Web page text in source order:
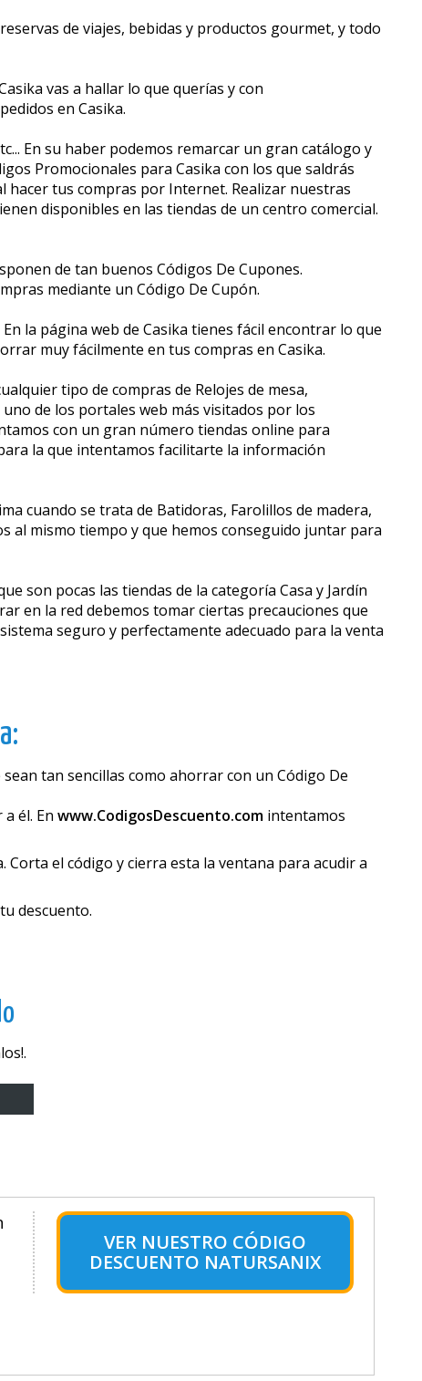
de viajes, bebidas y productos gourmet, y todo
vas a hallar lo que querías y con
en Casika.
En su haber podemos remarcar un gran catálogo y
Promocionales para Casika con los que saldrás
hacer tus compras por Internet. Realizar nuestras
disponibles en las tiendas de un centro comercial.
de tan buenos Códigos De Cupones.
mediante un Código De Cupón.
la página web de Casika tienes fácil encontrar lo que
muy fácilmente en tus compras en Casika.
tipo de compras de Relojes de mesa,
de los portales web más visitados por los
con un gran número tiendas online para
la que intentamos facilitarte la información
cuando se trata de Batidoras, Farolillos de madera,
al mismo tiempo y que hemos conseguido juntar para
son pocas las tiendas de la categoría Casa y Jardín
en la red debemos tomar ciertas precauciones que
seguro y perfectamente adecuado para la venta
tan sencillas como ahorrar con un Código De
él. En www.CodigosDescuento.com intentamos
el código y cierra esta la ventana para acudir a
descuento.
VER NUESTRO CÓDIGO
DESCUENTO NATURSANIX